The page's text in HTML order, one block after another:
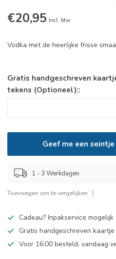
€20,95 Incl. btw
Vodka met de heerlijke frisse
Gratis handgeschreven
tekens (Optioneel)::
Geef me een
1 - 3 Werkdagen
Toevoegen om te vergelijken
Cadeau? Inpakservice mogelijk
Gratis handgeschreven kaartje
Voor 16:00 besteld, vandaag